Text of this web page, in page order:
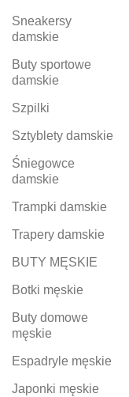
Sneakersy
damskie
Buty sportowe
damskie
Szpilki
Sztyblety damskie
Śniegowce
damskie
Trampki damskie
Trapery damskie
BUTY MĘSKIE
Botki męskie
Buty domowe
męskie
Espadryle męskie
Japonki męskie